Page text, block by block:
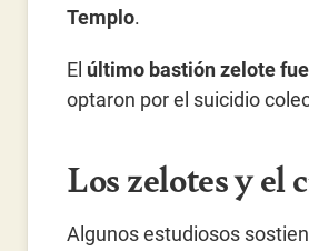
Templo.
El último bastión zelote
optaron por el suicidio
Los zelotes y el
Algunos estudiosos